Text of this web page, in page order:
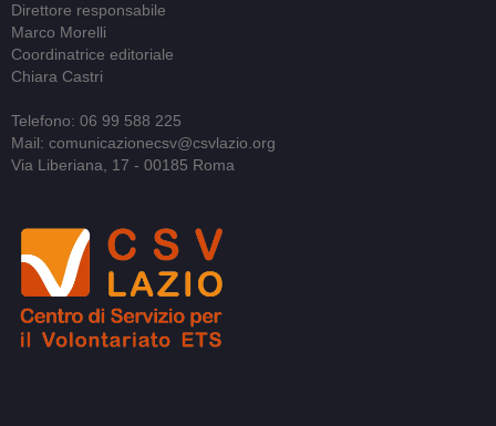
Direttore responsabile
Marco Morelli
Coordinatrice editoriale
Chiara Castri
Telefono: 06 99 588 225
Mail: comunicazionecsv@csvlazio.org
Via Liberiana, 17 - 00185 Roma